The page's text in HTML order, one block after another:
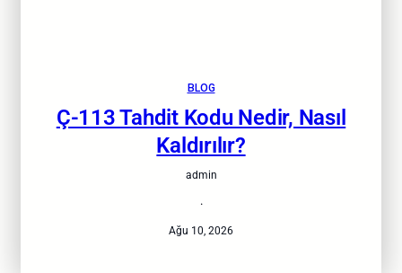
BLOG
Ç-113 Tahdit Kodu Nedir, Nasıl
Kaldırılır?
admin
·
Ağu 10, 2026